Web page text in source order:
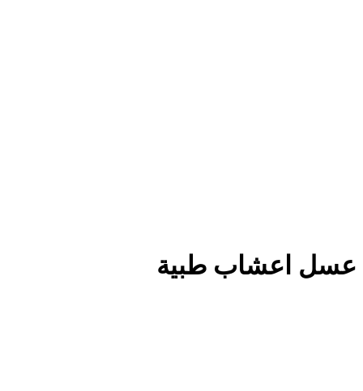
عسل اعشاب طبية